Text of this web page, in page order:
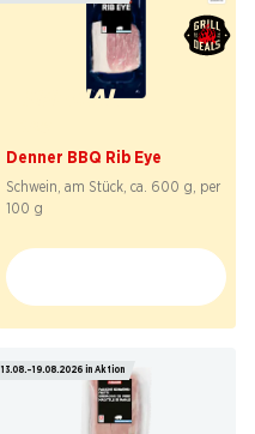
SPECIAL
Denner BBQ Rib Eye
Schwein, am Stück, ca. 600 g, per
100 g
13.08.–19.08.2026 in Aktion